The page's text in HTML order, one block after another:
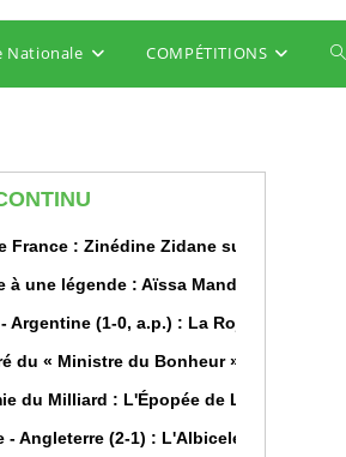
Nationale COMPÉTITIONS
France : Zinédine Zidane succède
à une légende : Aïssa Mandi tire sa
Argentine (1-0, a.p.) : La Roja sur le
du « Ministre du Bonheur » : Dans les
du Milliard : L'Épopée de Lamine
- Angleterre (2-1) : L'Albiceleste